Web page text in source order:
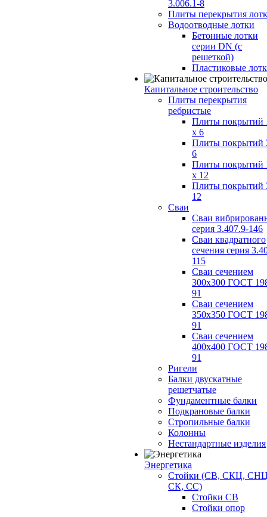
3.006.1-8
Плиты перекрытия
Водоотводные лотки
Бетонные лотки
серии DN (с
решеткой)
Пластиковые
Капитальное строительство
Плиты перекрытия
ребристые
Плиты покрытий
x 6
Плиты покрытий
6
Плиты покрытий
x 12
Плиты покрытий
12
Сваи
Сваи
серия 3.407.9-146
Сваи квадратного
сечения серия
115
Сваи сечением
300х300 ГОСТ
91
Сваи сечением
350х350 ГОСТ
91
Сваи сечением
400х400 ГОСТ
91
Ригели
Балки двускатные
решетчатые
Фундаментные балки
Подкрановые балки
Стропильные балки
Колонны
Нестандартные изделия
Энергетика
Стойки (СВ, СКЦ,
СК, СС)
Стойки СВ
Стойки опор